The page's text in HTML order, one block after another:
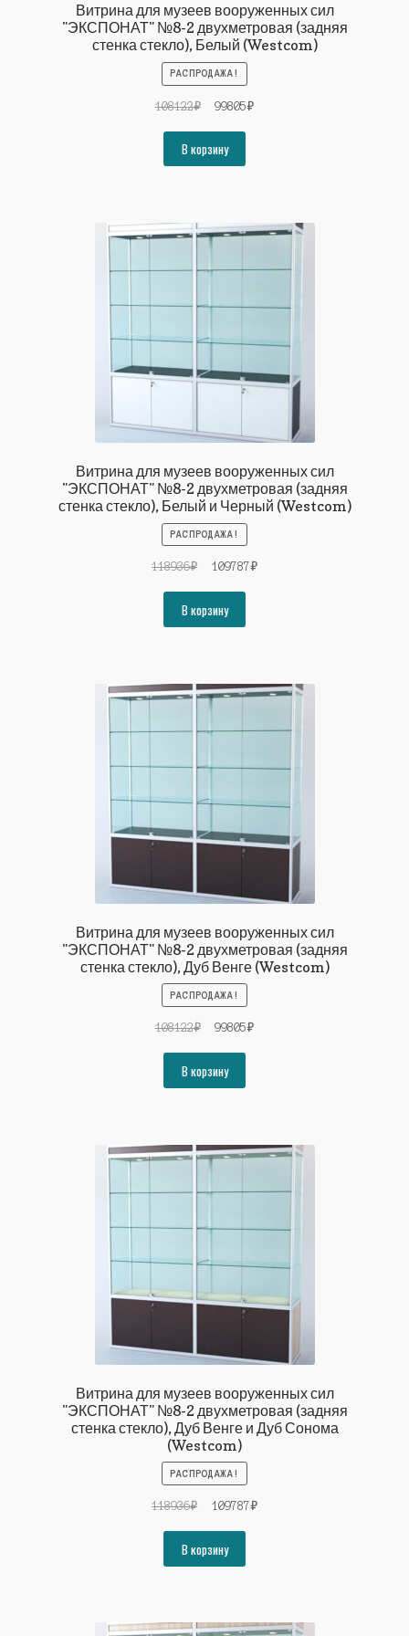
Витрина для музеев вооруженных сил
"ЭКСПОНАТ" №8-2 двухметровая (задняя
стенка стекло), Белый (Westcom)
РАСПРОДАЖА!
108122₽
Первоначальная
составляла
108122₽.
99805₽Текущая
В корзину
Витрина для музеев вооруженных сил
"ЭКСПОНАТ" №8-2 двухметровая (задняя
стенка стекло), Белый и Черный (Westcom)
РАСПРОДАЖА!
118936₽
Первоначальная
составляла
118936₽.
109787₽Текущая
В корзину
Витрина для музеев вооруженных сил
"ЭКСПОНАТ" №8-2 двухметровая (задняя
стенка стекло), Дуб Венге (Westcom)
РАСПРОДАЖА!
108122₽
Первоначальная
составляла
108122₽.
99805₽Текущая
В корзину
Витрина для музеев вооруженных сил
"ЭКСПОНАТ" №8-2 двухметровая (задняя
стенка стекло), Дуб Венге и Дуб Сонома
(Westcom)
РАСПРОДАЖА!
118936₽
Первоначальная
составляла
118936₽.
109787₽Текущая
В корзину